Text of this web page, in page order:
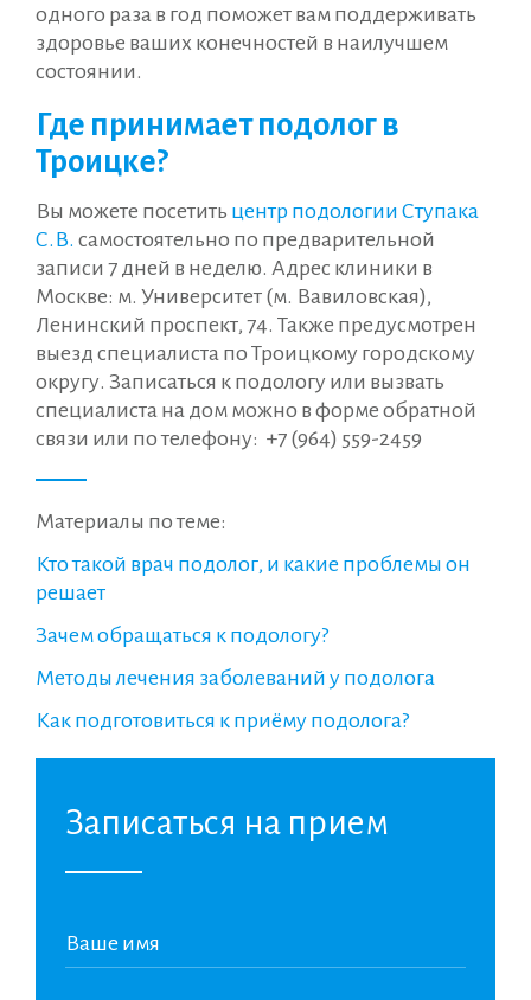
одного раза в год поможет вам поддерживать
здоровье ваших конечностей в наилучшем
состоянии.
Где принимает подолог в
Троицке?
Вы можете посетить центр подологии Ступака
С.В. самостоятельно по предварительной
записи 7 дней в неделю. Адрес клиники в
Москве: м. Университет (м. Вавиловская),
Ленинский проспект, 74. Также предусмотрен
выезд специалиста по Троицкому городскому
округу. Записаться к подологу или вызвать
специалиста на дом можно в форме обратной
связи или по телефону: +7 (964) 559-2459
Материалы по теме:
Кто такой врач подолог, и какие проблемы он
решает
Зачем обращаться к подологу?
Методы лечения заболеваний у подолога
Как подготовиться к приёму подолога?
Записаться на прием